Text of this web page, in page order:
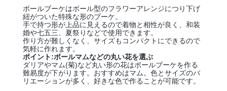
ボールブーケはボール型のフラワーアレンジにつり下げ
紐がついた特殊な形のブーケ。
手で持つ形が上品に見えるので着物と相性が良く、和装
婚や七五三、夏祭りなどで使用できます。
作り方が難しくなく、サイズもコンパクトにできるので
気軽に作れます。
ポイント:ボールマムなどの丸い花を選ぶ
ダリアやマム(菊)など丸い形の花はボールブーケを作る
難易度が下がります。おすすめはマム。色とサイズのバ
リエーションが多く、好きな色で作ることが可能です。